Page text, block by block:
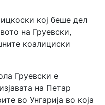
кој беше дел
на Груевски,
коалициски
Груевски е
на Петар
во Унгарија во која